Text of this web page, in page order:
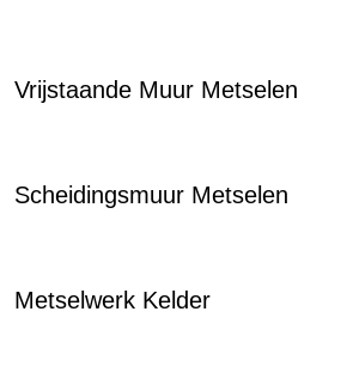
Vrijstaande Muur Metselen
Scheidingsmuur Metselen
Metselwerk Kelder